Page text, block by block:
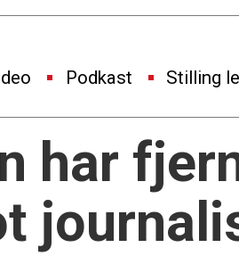
Podkast Stilling
har